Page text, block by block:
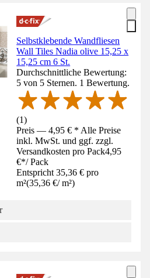
Selbstklebende Wandfliesen
Wall Tiles Nadia olive 15,25 x
15,25 cm 6 St.
Durchschnittliche Bewertung:
5 von 5 Sternen. 1 Bewertung.
(1)
Preis — 4,95 € * Alle Preise
inkl. MwSt. und ggf. zzgl.
Versandkosten pro Pack4,95
€*/ Pack
Entspricht 35,36 € pro
m²(35,36 €/ m²)